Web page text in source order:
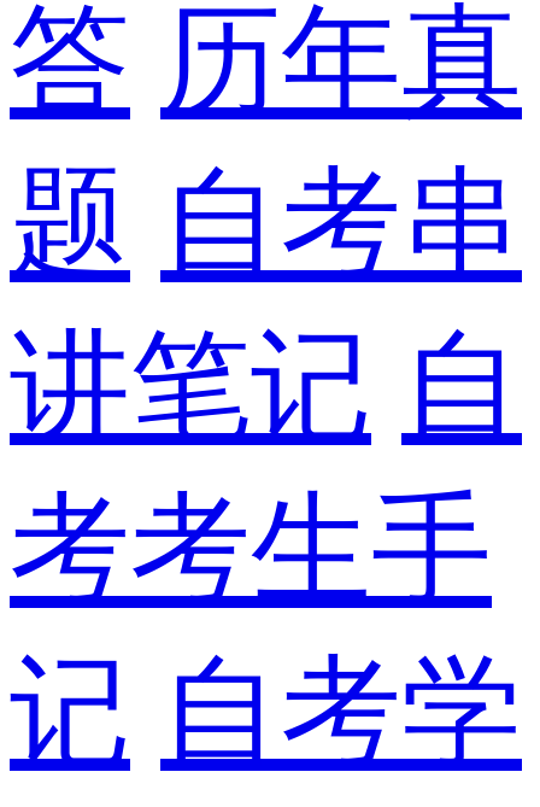
答 历年真
题 自考串
讲笔记 自
考考生手
记 自考学